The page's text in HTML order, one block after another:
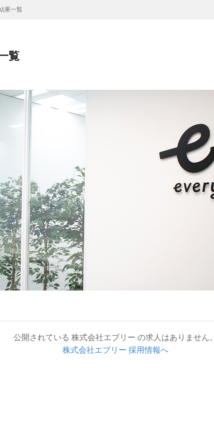
果一覧
覧
公開されている 株式会社エブリー の求人はありません。
株式会社エブリー 採用情報へ